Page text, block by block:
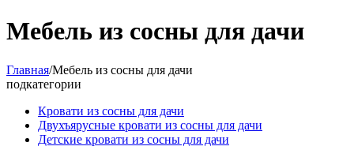
Мебель из сосны для дачи
Главная/Мебель из сосны для дачи
подкатегории
Кровати из сосны для дачи
Двухъярусные кровати из сосны для дачи
Детские кровати из сосны для дачи